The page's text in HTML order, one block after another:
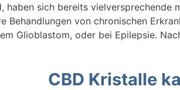
sich bereits vielversprechende
Behandlungen von chronischen
Glioblastom, oder bei Epilepsie.
CBD Kristalle